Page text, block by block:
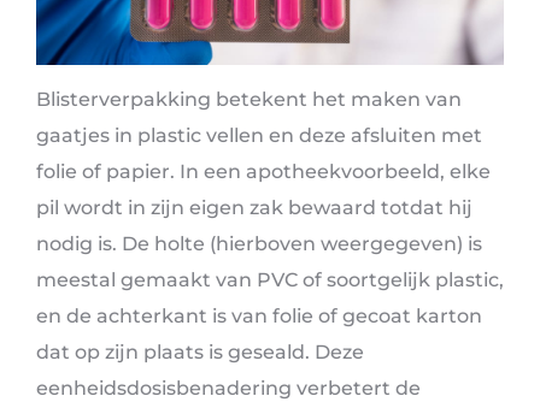
Blisterverpakking betekent het maken van
gaatjes in plastic vellen en deze afsluiten met
folie of papier. In een apotheekvoorbeeld, elke
pil wordt in zijn eigen zak bewaard totdat hij
nodig is. De holte (hierboven weergegeven) is
meestal gemaakt van PVC of soortgelijk plastic,
en de achterkant is van folie of gecoat karton
dat op zijn plaats is geseald. Deze
eenheidsdosisbenadering verbetert de